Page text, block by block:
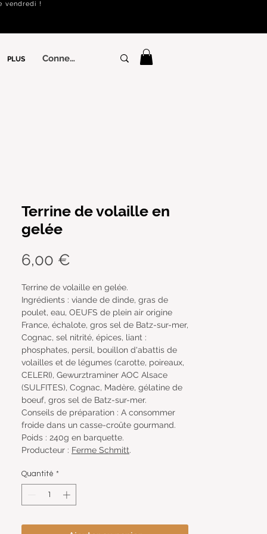
vendredi !
PLUS
Connexion
Terrine de volaille en
gelée
6,00 €
Terrine de volaille en gelée.
Ingrédients : viande de dinde, gras de
poulet, eau, OEUFS de plein air origine
France, échalote, gros sel de Batz-sur-mer,
Cognac, sel nitrité, épices, liant :
phosphates, persil, bouillon d'abattis de
volailles et de légumes (carotte, poireaux,
CELERI), Gewurztraminer AOC Alsace
(SULFITES), Cognac, Madère, gélatine de
boeuf, gros sel de Batz-sur-mer.
Conseils de préparation : A consommer
froide dans un casse-croûte gourmand.
Poids : 240g en barquette.
Producteur : Ferme Schmitt.
Quantité *